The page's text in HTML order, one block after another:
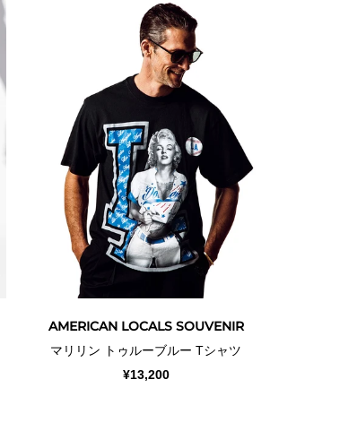
AMERICAN LOCALS SOUVENIR
マリリン トゥルーブルー Tシャツ
¥13,200